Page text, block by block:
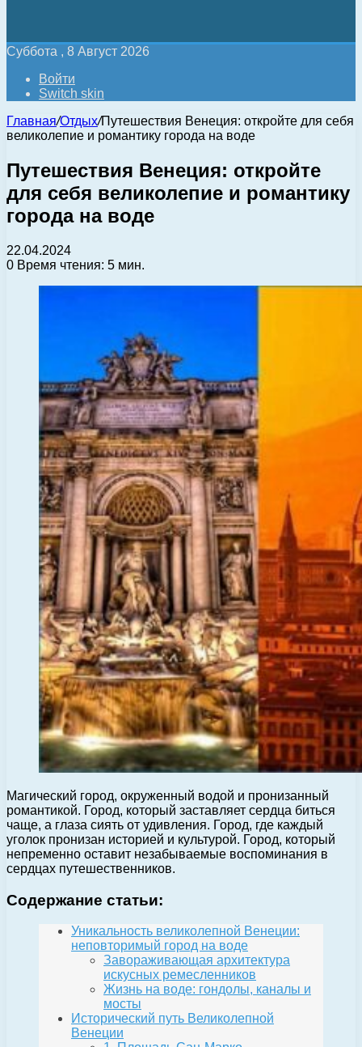
Суббота , 8 Август 2026
Войти
Switch skin
Главная/Отдых/Путешествия Венеция: откройте для себя
великолепие и романтику города на воде
Путешествия Венеция: откройте
для себя великолепие и романтику
города на воде
22.04.2024
0 Время чтения: 5 мин.
Магический город, окруженный водой и пронизанный
романтикой. Город, который заставляет сердца биться
чаще, а глаза сиять от удивления. Город, где каждый
уголок пронизан историей и культурой. Город, который
непременно оставит незабываемые воспоминания в
сердцах путешественников.
Содержание статьи:
Уникальность великолепной Венеции:
неповторимый город на воде
Завораживающая архитектура
искусных ремесленников
Жизнь на воде: гондолы, каналы и
мосты
Исторический путь Великолепной
Венеции